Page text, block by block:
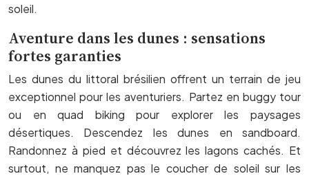
soleil.
Aventure dans les dunes : sensations
fortes garanties
Les dunes du littoral brésilien offrent un terrain de jeu
exceptionnel pour les aventuriers. Partez en buggy tour
ou en quad biking pour explorer les paysages
désertiques. Descendez les dunes en sandboard.
Randonnez à pied et découvrez les lagons cachés. Et
surtout, ne manquez pas le coucher de soleil sur les